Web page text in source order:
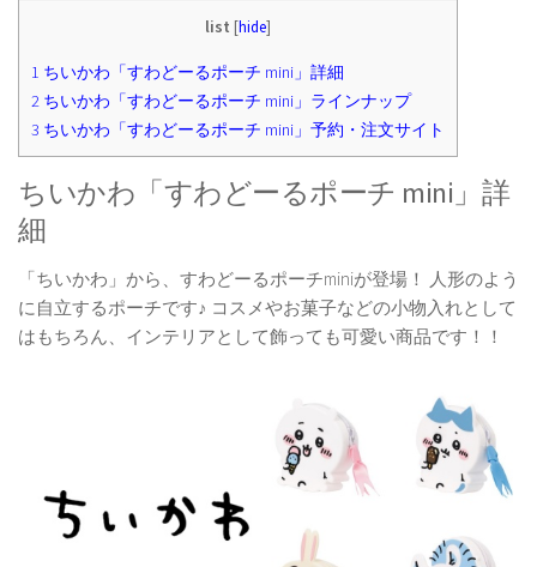
list [hide]
1 ちいかわ「すわどーるポーチ mini」詳細
2 ちいかわ「すわどーるポーチ mini」ラインナップ
3 ちいかわ「すわどーるポーチ mini」予約・注文サイト
ちいかわ「すわどーるポーチ mini」詳
細
「ちいかわ」から、すわどーるポーチminiが登場！ 人形のよう
に自立するポーチです♪ コスメやお菓子などの小物入れとして
はもちろん、インテリアとして飾っても可愛い商品です！！